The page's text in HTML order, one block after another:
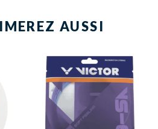
AUSSI